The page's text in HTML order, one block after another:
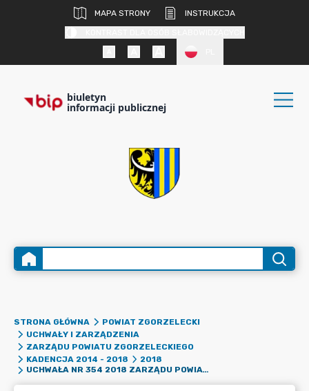
MAPA STRONY
INSTRUKCJA
biuletyn
informacji publicznej
STRONA GŁÓWNA
POWIAT ZGORZELECKI
UCHWAŁY I ZARZĄDZENIA
ZARZĄDU POWIATU ZGORZELECKIEGO
KADENCJA 2014 - 2018
2018
UCHWAŁA NR 354 2018 ZARZĄDU POWIATU ZGORZELECKIEGO Z DNIA 14 LUTEGO 2018 R. W SPRAWIE USTALENIA AKTUALNEGO WYKAZU JEDNOSTEK ORGANIZACYJNYCH POWIATU ZGORZELECKIEGO.